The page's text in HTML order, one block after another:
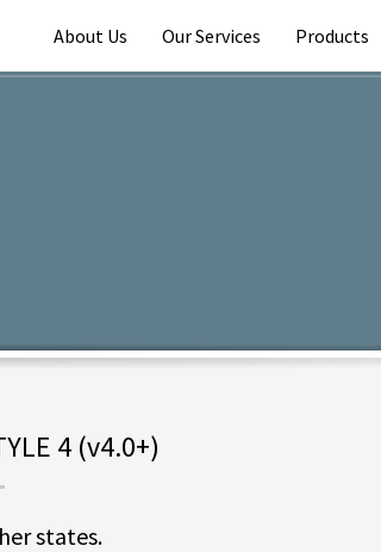
About Us Our Services Products
4 (v4.0+)
states.